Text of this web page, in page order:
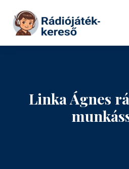
Tovább a tartalomhoz
Linka Ágnes